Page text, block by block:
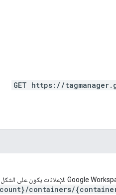
GET https://
containers/